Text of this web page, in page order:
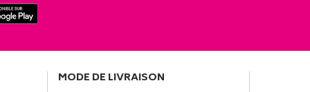
MODE DE LIVRAISON